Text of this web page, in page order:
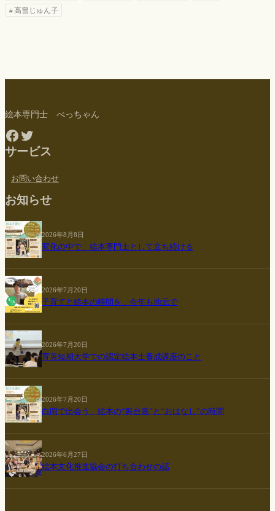
高畠じゅん子
絵本専門士 べっちゃん
Facebook
Twitter
サービス
お問い合わせ
お知らせ
2026年8月8日
変化の中で、絵本専門士として立ち続ける
2026年7月20日
子育てと絵本の時間を、今年も地元で
2026年7月20日
育英短期大学での認定絵本士養成講座のこと
2026年7月20日
白岡で出会う、絵本の“舞台裏”と“おはなし”の時間
2026年6月27日
絵本文化推進協会の打ち合わせの話